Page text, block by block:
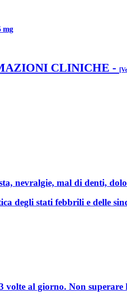
mg
CLINICHE -
nevralgie, mal di denti,
degli stati febbrili e delle
3 volte al giorno. Non